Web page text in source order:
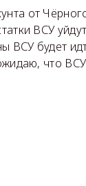
от
ВСУ
ВСУ будет
что ВСУ